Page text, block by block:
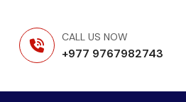
CALL US NOW
+977 9767982743